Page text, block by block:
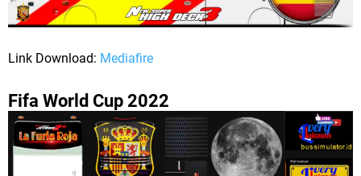
Link Download: Mediafire
Fifa World Cup 2022